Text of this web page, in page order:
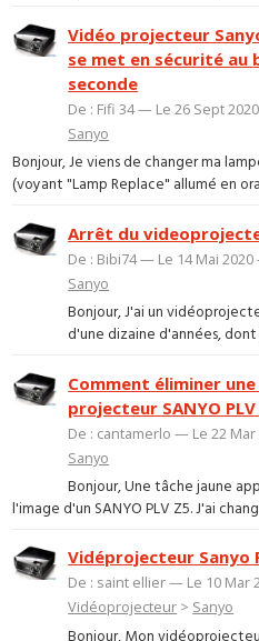
Vidéo projecteur
se met en sécurité au
seconde
De : Fifi 34 — Le 26 Sept
Sanyo
Bonjour, Je viens de changer ma
(voyant "Lamp Replace" allumé en
Arrêt du
De : Bibi74 — Le 14 Mai
Sanyo
Bonjour, J'ai un
d'une dizaine d'années,
Comment éliminer
projecteur SANYO PLV
De : cantamerlo — Le 22
Sanyo
Bonjour, Une tâche jaune
l'image d'un SANYO PLV Z5. J'ai
Vidéprojecteur Sanyo
De : saint ellier — Le 10 Mar
Vidéoprojecteur > Sanyo